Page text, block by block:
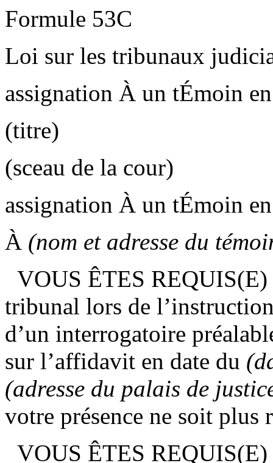
Formule 53C
Loi sur les tribunaux
assignation À un tÉmoin
(titre)
(sceau de la cour)
assignation À un tÉmoin
À (nom et adresse du
VOUS ÊTES
tribunal lors de
d’un interrogatoire
sur l’affidavit en date du
(adresse du palais de
votre présence ne soit plus
VOUS ÊTES